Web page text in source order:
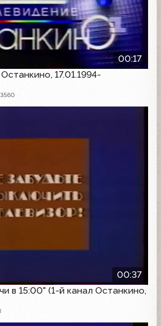
00:17
17.01.1994-
3560
00:37
в 15:00" (1-й канал Останкино,